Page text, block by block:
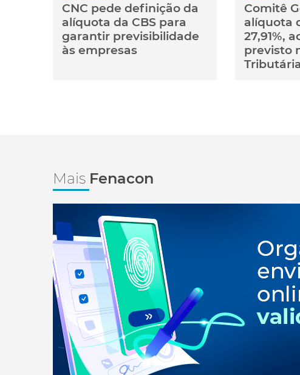
CNC pede definição da
alíquota da CBS para
garantir previsibilidade
às empresas
Comitê
alíquota
27,91%,
previsto
Tributária
Mais Fenacon